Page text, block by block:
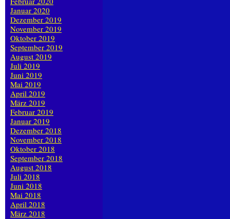
Januar 2020
Dezember 2019
November 2019
Oktober 2019
September 2019
August 2019
Juli 2019
Juni 2019
Mai 2019
April 2019
März 2019
Februar 2019
Januar 2019
Dezember 2018
November 2018
Oktober 2018
September 2018
August 2018
Juli 2018
Juni 2018
Mai 2018
April 2018
März 2018